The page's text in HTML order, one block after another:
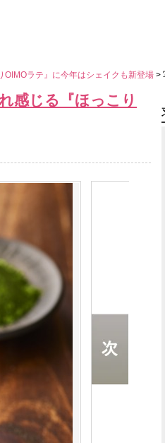
OIMOラテ』に今年はシェイクも新登場 >
感じる『ほっこり